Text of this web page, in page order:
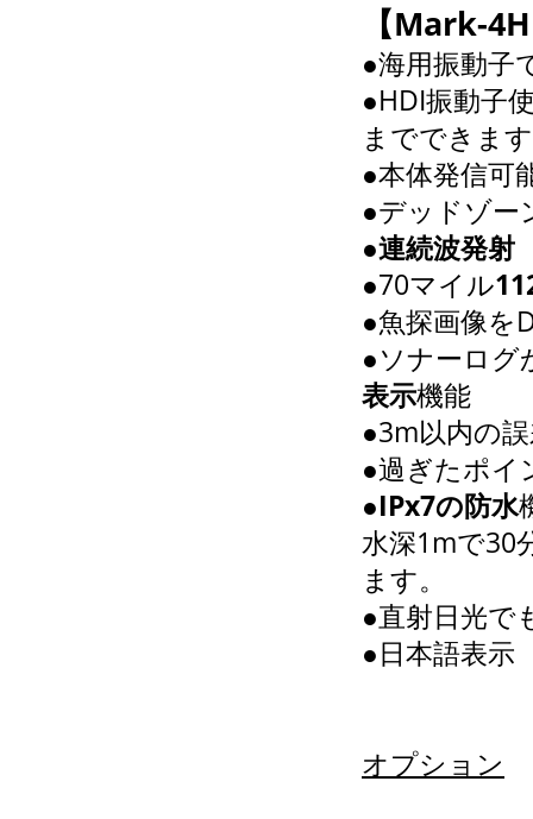
【Mark-
●海用振動子
●HDI振動子
までできます
●本体発信
●デッドゾー
●連続波発射
●70マイル
●魚探画像を
●ソナーログ
表示機能
●3m以内の
●過ぎたポ
●IPx7の防水
水深1mで30
ます。
●直射日光で
●日本語表示
オプション